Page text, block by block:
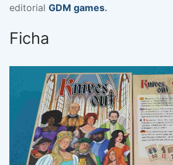
editorial GDM games.
Ficha